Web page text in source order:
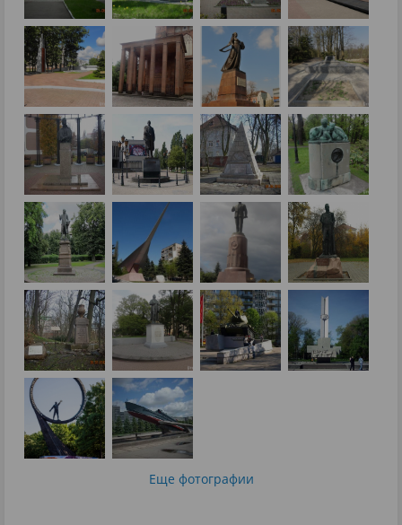
Еще фотографии